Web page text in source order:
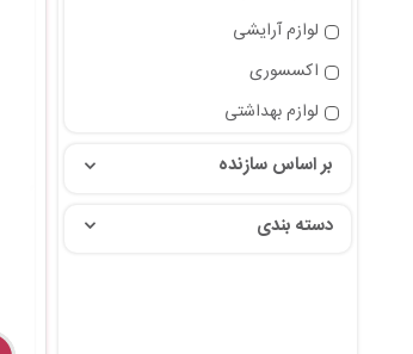
لوازم آرایشی
اکسسوری
لوازم بهداشتی
بر اساس سازنده
دسته بندی